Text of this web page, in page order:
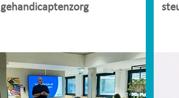
gehandicaptenzorg